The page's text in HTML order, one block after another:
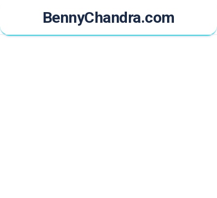
content
BennyChandra.com